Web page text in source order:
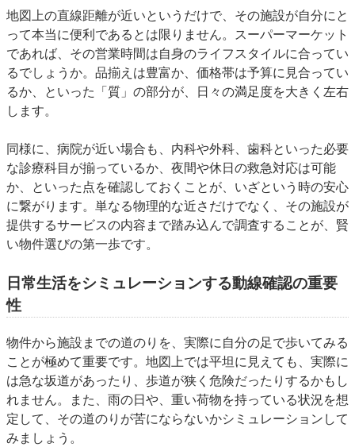
地図上の直線距離が近いというだけで、その施設が自分にと
って本当に便利であるとは限りません。スーパーマーケット
であれば、その営業時間は自身のライフスタイルに合ってい
るでしょうか。品揃えは豊富か、価格帯は予算に見合ってい
るか、といった「質」の部分が、日々の満足度を大きく左右
します。
同様に、病院が近い場合も、内科や外科、歯科といった必要
な診療科目が揃っているか、夜間や休日の救急対応は可能
か、といった点を確認しておくことが、いざという時の安心
に繋がります。単なる物理的な近さだけでなく、その施設が
提供するサービスの内容まで踏み込んで調査することが、賢
い物件選びの第一歩です。
日常生活をシミュレーションする動線確認の重要
性
物件から施設までの道のりを、実際に自分の足で歩いてみる
ことが極めて重要です。地図上では平坦に見えても、実際に
は急な坂道があったり、歩道が狭く危険だったりするかもし
れません。また、雨の日や、重い荷物を持っている状況を想
定して、その道のりが苦にならないかシミュレーションして
みましょう。